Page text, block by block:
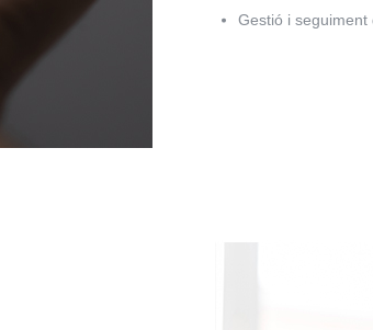
Gestió i seguiment